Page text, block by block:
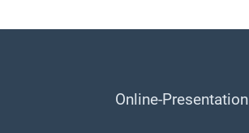
Online-Presentation